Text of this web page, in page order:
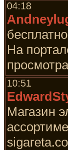
04:18
На
10:51
Магазин